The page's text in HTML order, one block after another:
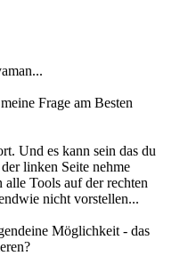
Frage am Besten
Und es kann sein das du
linken Seite nehme
Tools auf der rechten
nicht vorstellen...
Möglichkeit - das